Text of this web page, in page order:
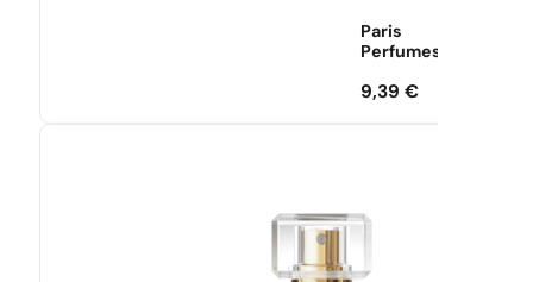
Paris
Perfumes
9,39€